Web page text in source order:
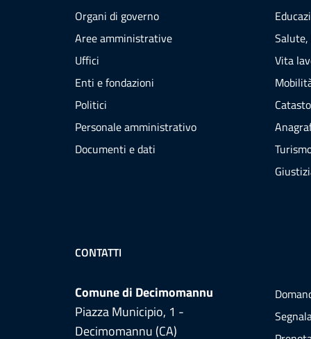
Organi di governo
Aree amministrative
Uffici
Enti e fondazioni
Politici
Personale amministrativo
Documenti e dati
Salute,
Vita
CONTATTI
Comune di Decimomannu
Piazza Municipio, 1 -
Decimomannu (CA)